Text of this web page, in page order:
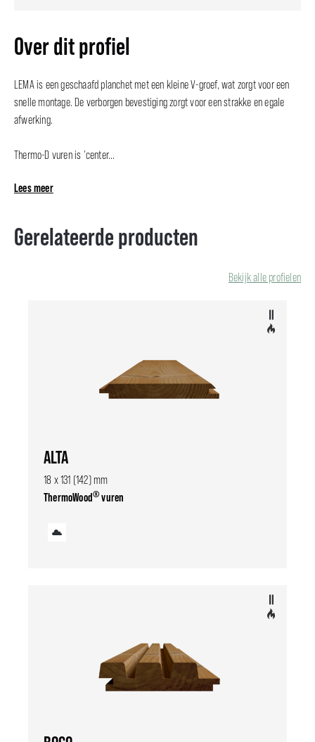
Over dit profiel
LEMA is een geschaafd planchet met een kleine V-groef, wat zorgt voor een
snelle montage. De verborgen bevestiging zorgt voor een strakke en egale
afwerking.
Thermo-D vuren is 'center...
Lees meer
Gerelateerde producten
Bekijk alle profielen
ALTA
18 x 131 (142) mm
ThermoWood®vuren